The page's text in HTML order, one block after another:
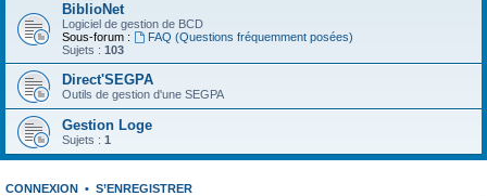
BiblioNet
Logiciel de gestion de BCD
Sous-forum :
FAQ (Questions fréquemment posées)
Sujets : 103
Direct'SEGPA
Outils de gestion d'une SEGPA
Gestion Loge
Sujets : 1
CONNEXION • S’ENREGISTRER